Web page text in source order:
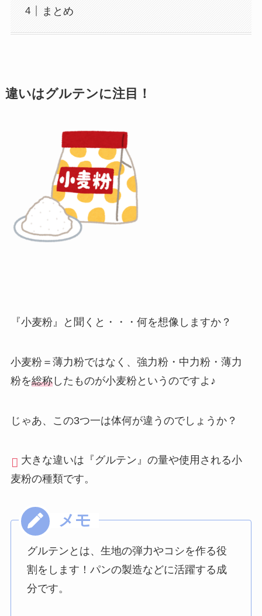
まとめ
違いはグルテンに注目！
『小麦粉』と聞くと・・・何を想像しますか？
小麦粉＝薄力粉ではなく、強力粉・中力粉・薄力
粉を総称したものが小麦粉というのですよ♪
じゃあ、この3つ一は体何が違うのでしょうか？
大きな違いは『グルテン』の量や使用される小
麦粉の種類です。
グルテンとは、生地の弾力やコシを作る役
割をします！パンの製造などに活躍する成
分です。